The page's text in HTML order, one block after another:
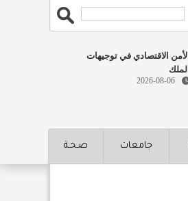
الأمن الاقتصادي في توجيهات
الملك
2026-08-06
جامعات صـحـة